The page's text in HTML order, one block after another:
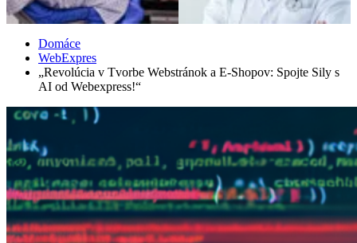
Domáce
WebExpres
„Revolúcia v Tvorbe Webstránok a E-Shopov: Spojte Sily s
AI od Webexpress!“